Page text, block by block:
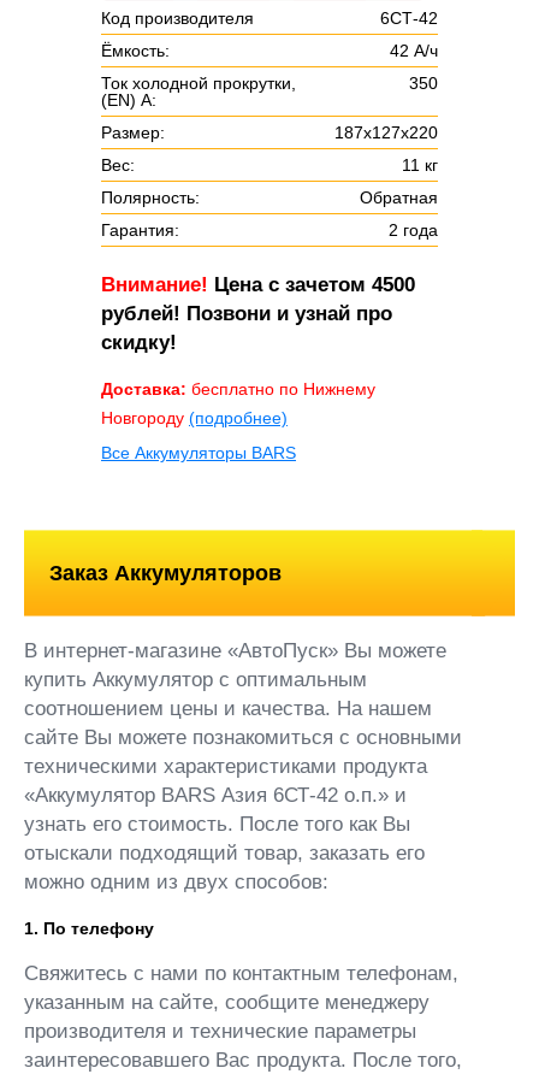
Код производителя
6СТ-42
Ёмкость:
42 А/ч
Ток холодной прокрутки,
(EN) А:
350
Размер:
187х127х220
Вес:
11 кг
Полярность:
Обратная
Гарантия:
2 года
Внимание! Цена с зачетом 4500
рублей! Позвони и узнай про
скидку!
Доставка: бесплатно по Нижнему
Новгороду (подробнее)
Все Аккумуляторы BARS
Заказ Аккумуляторов
В интернет-магазине «АвтоПуск» Вы можете
купить Аккумулятор с оптимальным
соотношением цены и качества. На нашем
сайте Вы можете познакомиться с основными
техническими характеристиками продукта
«Аккумулятор BARS Азия 6СТ-42 о.п.» и
узнать его стоимость. После того как Вы
отыскали подходящий товар, заказать его
можно одним из двух способов:
1. По телефону
Свяжитесь с нами по контактным телефонам,
указанным на сайте, сообщите менеджеру
производителя и технические параметры
заинтересовавшего Вас продукта. После того,